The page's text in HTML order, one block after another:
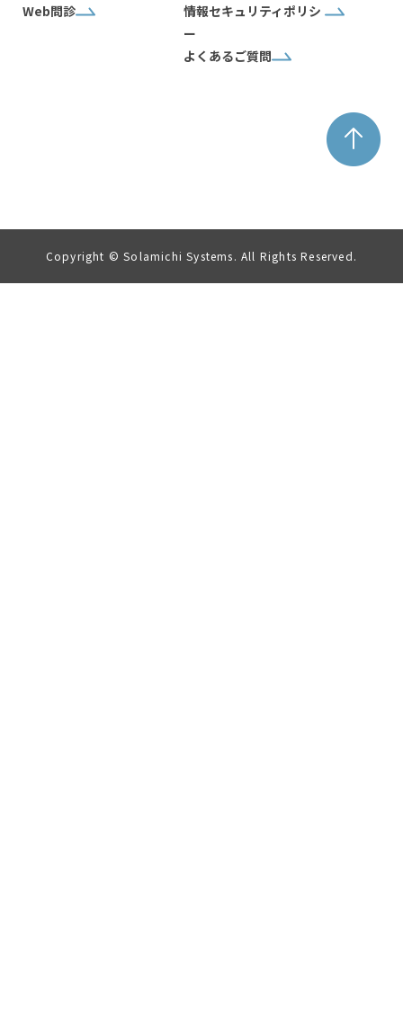
Web問診
情報セキュリティポリシ
ー
よくあるご質問
Copyright © Solamichi Systems. All Rights Reserved.